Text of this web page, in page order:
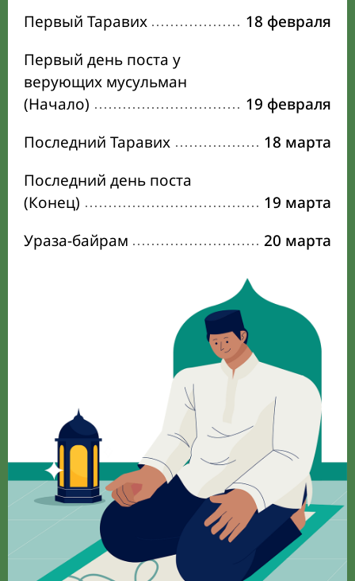
Первый Таравих
18 февраля
Первый день поста у
верующих мусульман
(Начало)
19 февраля
Последний Таравих
18 марта
Последний день поста
(Конец)
19 марта
Ураза-байрам
20 марта